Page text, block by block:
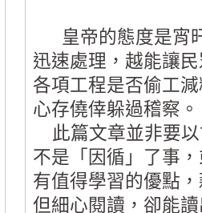
皇帝的態度是宵
迅速處理，越能讓
各項工程是否偷工
心存僥倖躲過稽察。
此篇文章並非要以
不是「因循」了事
有值得學習的優點
但細心閱讀，卻能